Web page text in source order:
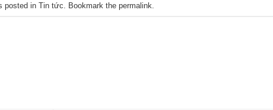
posted inTin tức . Bookmark thepermalink